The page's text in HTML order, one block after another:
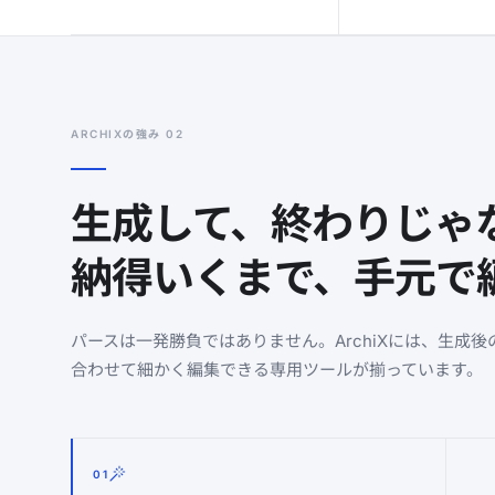
ARCHIXの強み 02
生成して、終わりじゃ
納得いくまで、手元で
パースは一発勝負ではありません。ArchiXには、生成
合わせて細かく編集できる専用ツールが揃っています。
01